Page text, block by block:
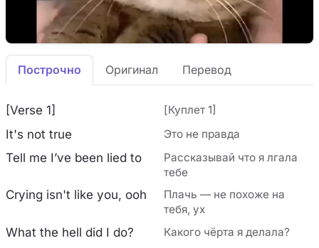
Построчно Оригинал Перевод
[Verse 1] [Куплет 1]
It's not true Это не правда
Tell me I’ve been lied to
Рассказывай что я лгала
тебе
Crying isn't like you, ooh
Плачь — не похоже на
тебя, ух
What the hell did I do? Какого чёрта я делала?